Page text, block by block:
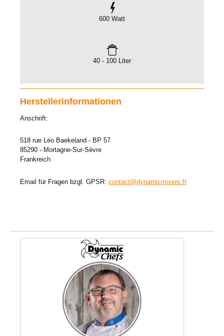
600 Watt
40 - 100 Liter
Herstellerinformationen
Anschrift:
518 rue Léo Baekeland - BP 57
85290 - Mortagne-Sur-Sèvre
Frankreich
Email für Fragen bzgl. GPSR: contact@dynamicmixers.fr